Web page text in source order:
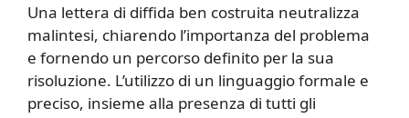
Una lettera di diffida ben costruita neutralizza
malintesi, chiarendo l’importanza del problema
e fornendo un percorso definito per la sua
risoluzione. L’utilizzo di un linguaggio formale e
preciso, insieme alla presenza di tutti gli